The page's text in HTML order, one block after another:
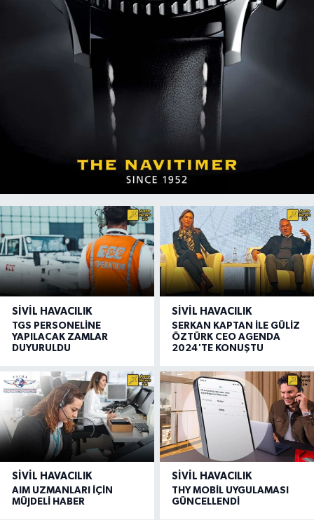
SIVIL HAVACILIK
TGS PERSONELİNE
YAPILACAK ZAMLAR
DUYURULDU
SIVIL HAVACILIK
SERKAN KAPTAN İLE GÜLİZ
ÖZTÜRK CEO AGENDA
2024'TE KONUŞTU
SIVIL HAVACILIK
AIM UZMANLARI İÇİN
MÜJDELİ HABER
SIVIL HAVACILIK
THY MOBİL UYGULAMASI
GÜNCELLENDİ